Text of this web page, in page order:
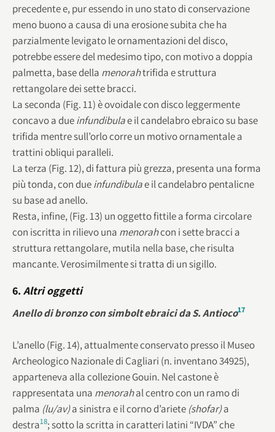
precedente e, pur essendo in uno stato di conservazione
meno buono a causa di una erosione subita che ha
parzialmente levigato le ornamentazioni del disco,
potrebbe essere del medesimo tipo, con motivo a doppia
palmetta, base della menorahtrifida e struttura
rettangolare dei sette bracci.
La seconda (Fig. 11) è ovoidale con disco leggermente
concavo a dueinfundibulae il candelabro ebraico su base
trifida mentre sull’orlo corre un motivo ornamentale a
trattini obliqui paralleli.
La terza (Fig. 12), di fattura più grezza, presenta una forma
più tonda, con dueinfundibulae il candelabro pentalicne
su base ad anello.
Resta, infine, (Fig. 13) un oggetto fittile a forma circolare
con iscritta in rilievo una menorahcon i sette bracci a
struttura rettangolare, mutila nella base, che risulta
mancante. Verosimilmente si tratta di un sigillo.
6. Altri oggetti
Anello di bronzo con simbolt ebraici da S. Antioco17
L’anello (Fig. 14), attualmente conservato presso il Museo
Archeologico Nazionale di Cagliari (n. inventano 34925),
apparteneva alla collezione Gouin. Nel castone è
rappresentata una menorahal centro con un ramo di
palma (lu/av)a sinistra e il corno d’ariete (shofar)a
destra18; sotto la scritta in caratteri latini “IVDA” che